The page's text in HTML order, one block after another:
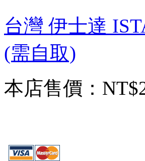
台灣 伊士達
(需自取)
本店售價：